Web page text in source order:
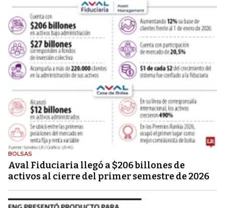
BOLSAS
Aval Fiduciaria llegó a $206 billones de
activos al cierre del primer semestre de 2026